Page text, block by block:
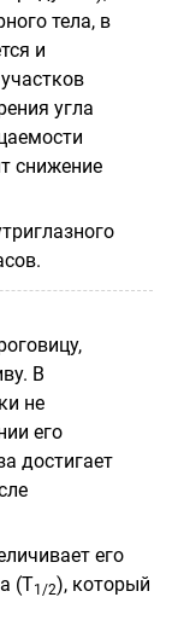
тела, в
и
угла
снижение
В
не
его
достигает
его
(Т1/2), который